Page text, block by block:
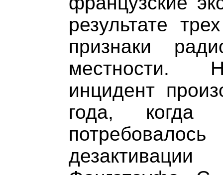
результате
признаки
местности.
инцидент
года, когда